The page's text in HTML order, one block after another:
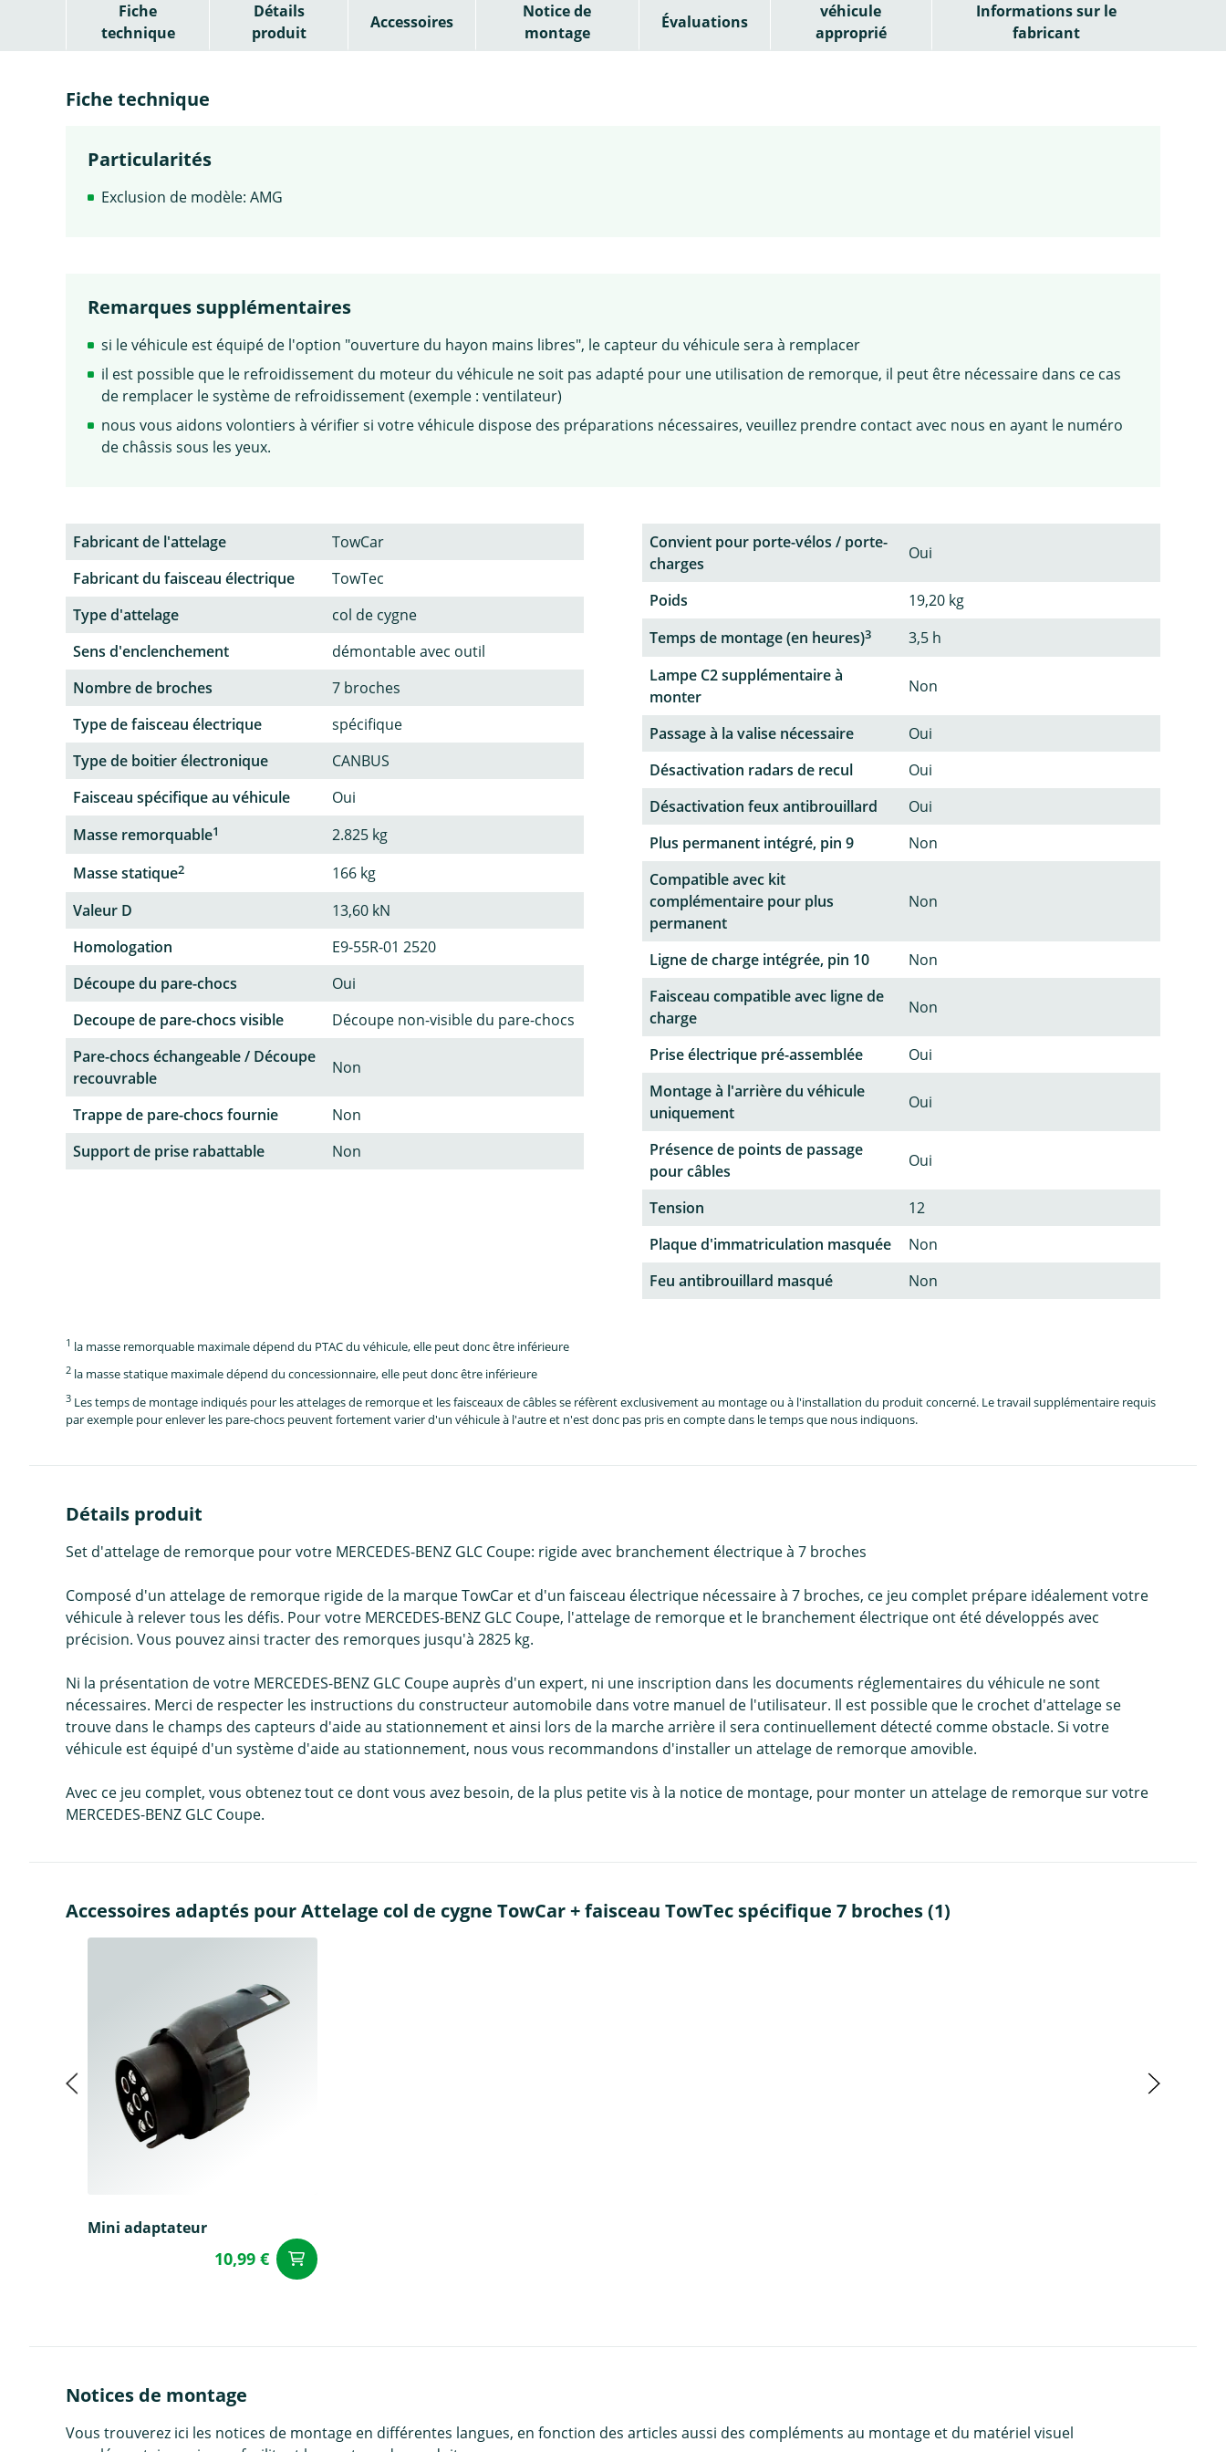
Fiche
technique
Détails
produit
Accessoires
Notice de
montage
Évaluations
véhicule
approprié
Informations sur le
fabricant
Fiche technique
Particularités
Exclusion de modèle: AMG
Remarques supplémentaires
si le véhicule est équipé de l'option "ouverture du hayon mains libres", le capteur du véhicule sera à remplacer
il est possible que le refroidissement du moteur du véhicule ne soit pas adapté pour une utilisation de remorque, il peut être nécessaire dans ce cas
de remplacer le système de refroidissement (exemple : ventilateur)
nous vous aidons volontiers à vérifier si votre véhicule dispose des préparations nécessaires, veuillez prendre contact avec nous en ayant le numéro
de châssis sous les yeux.
Fabricant de l'attelage
TowCar
Fabricant du faisceau électrique
TowTec
Type d'attelage
col de cygne
Sens d'enclenchement
démontable avec outil
Nombre de broches
7 broches
Type de faisceau électrique
spécifique
Type de boitier électronique
CANBUS
Faisceau spécifique au véhicule
Oui
Masse remorquable1
2.825 kg
Masse statique2
166 kg
Valeur D
13,60 kN
Homologation
E9-55R-01 2520
Découpe du pare-chocs
Oui
Decoupe de pare-chocs visible
Découpe non-visible du pare-chocs
Pare-chocs échangeable / Découpe
recouvrable
Non
Trappe de pare-chocs fournie
Non
Support de prise rabattable
Non
Convient pour porte-vélos / porte-
charges
Oui
Poids
19,20 kg
Temps de montage (en heures)3
3,5 h
Lampe C2 supplémentaire à
monter
Non
Passage à la valise nécessaire
Oui
Désactivation radars de recul
Oui
Désactivation feux antibrouillard
Oui
Plus permanent intégré, pin 9
Non
Compatible avec kit
complémentaire pour plus
permanent
Non
Ligne de charge intégrée, pin 10
Non
Faisceau compatible avec ligne de
charge
Non
Prise électrique pré-assemblée
Oui
Montage à l'arrière du véhicule
uniquement
Oui
Présence de points de passage
pour câbles
Oui
Tension
12
Plaque d'immatriculation masquée
Non
Feu antibrouillard masqué
Non
1 la masse remorquable maximale dépend du PTAC du véhicule, elle peut donc être inférieure
2 la masse statique maximale dépend du concessionnaire, elle peut donc être inférieure
3 Les temps de montage indiqués pour les attelages de remorque et les faisceaux de câbles se réfèrent exclusivement au montage ou à l'installation du produit concerné. Le travail supplémentaire requis
par exemple pour enlever les pare-chocs peuvent fortement varier d'un véhicule à l'autre et n'est donc pas pris en compte dans le temps que nous indiquons.
Détails produit
Set d'attelage de remorque pour votre MERCEDES-BENZ GLC Coupe: rigide avec branchement électrique à 7 broches
Composé d'un attelage de remorque rigide de la marque TowCar et d'un faisceau électrique nécessaire à 7 broches, ce jeu complet prépare idéalement votre
véhicule à relever tous les défis. Pour votre MERCEDES-BENZ GLC Coupe, l'attelage de remorque et le branchement électrique ont été développés avec
précision. Vous pouvez ainsi tracter des remorques jusqu'à 2825 kg.
Ni la présentation de votre MERCEDES-BENZ GLC Coupe auprès d'un expert, ni une inscription dans les documents réglementaires du véhicule ne sont
nécessaires. Merci de respecter les instructions du constructeur automobile dans votre manuel de l'utilisateur. Il est possible que le crochet d'attelage se
trouve dans le champs des capteurs d'aide au stationnement et ainsi lors de la marche arrière il sera continuellement détecté comme obstacle. Si votre
véhicule est équipé d'un système d'aide au stationnement, nous vous recommandons d'installer un attelage de remorque amovible.
Avec ce jeu complet, vous obtenez tout ce dont vous avez besoin, de la plus petite vis à la notice de montage, pour monter un attelage de remorque sur votre
MERCEDES-BENZ GLC Coupe.
Accessoires adaptés pour Attelage col de cygne TowCar + faisceau TowTec spécifique 7 broches (1)
Mini adaptateur
10,99 €
Notices de montage
Vous trouverez ici les notices de montage en différentes langues, en fonction des articles aussi des compléments au montage et du matériel visuel